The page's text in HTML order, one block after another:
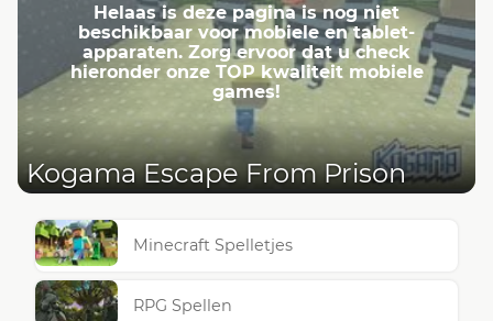
Helaas is deze pagina is nog niet
beschikbaar voor mobiele en tablet-
apparaten. Zorg ervoor dat u check
hieronder onze TOP kwaliteit mobiele
games!
Kogama Escape From Prison
Minecraft Spelletjes
RPG Spellen